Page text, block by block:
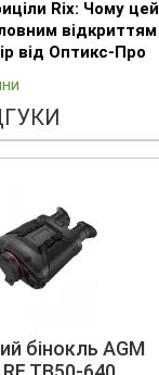
Rix: Чому цей
відкриттям
від Оптикс-Про
бінокль AGM